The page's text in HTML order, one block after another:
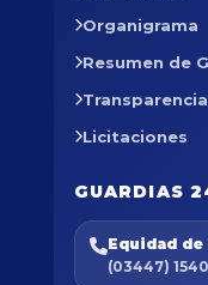
Organigrama
Resumen de
Transparencia
Licitaciones
GUARDIAS
Equidad de
(03447)